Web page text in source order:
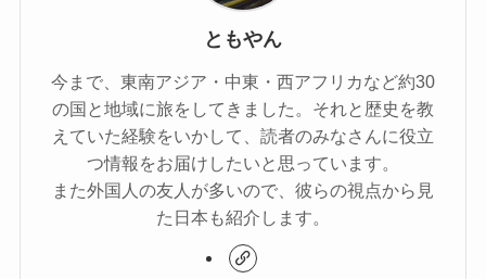
ともやん
今まで、東南アジア・中東・西アフリカなど約30
の国と地域に旅をしてきました。それと歴史を教
えていた経験をいかして、読者のみなさんに役立
つ情報をお届けしたいと思っています。
また外国人の友人が多いので、彼らの視点から見
た日本も紹介します。